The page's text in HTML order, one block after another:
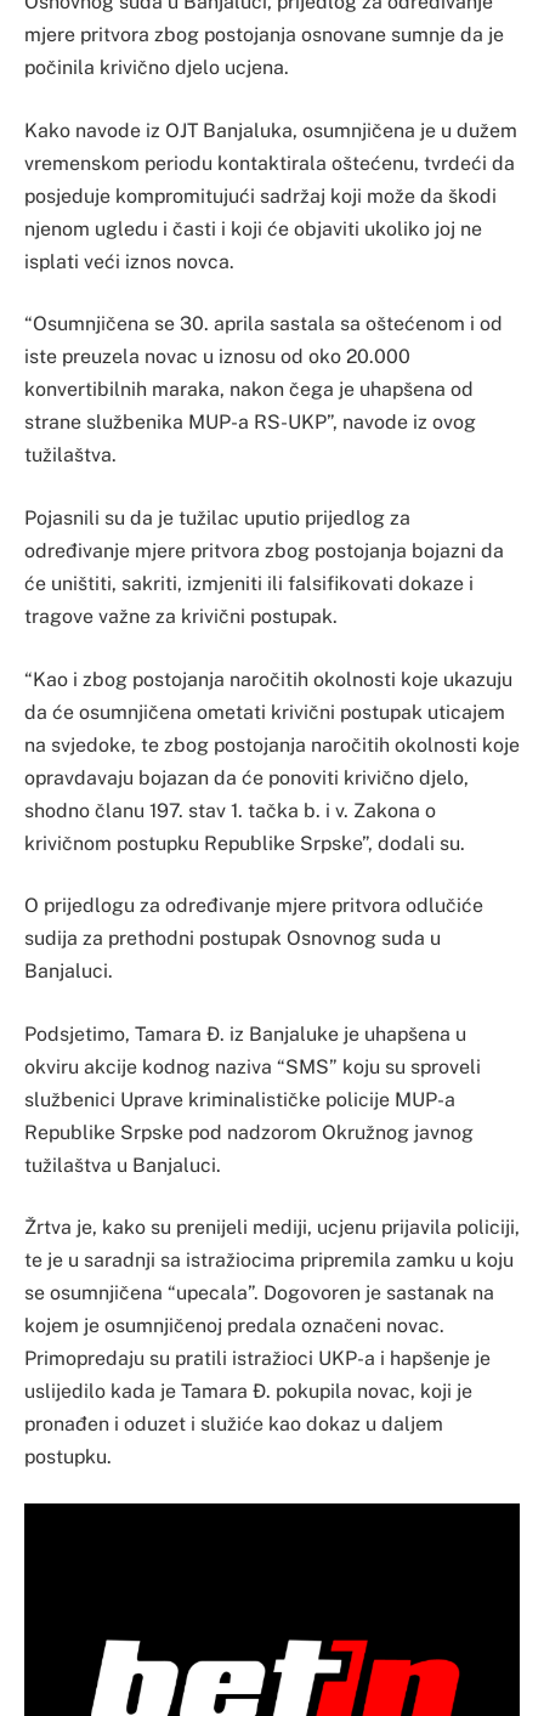
mjere pritvora zbog postojanja osnovane sumnje da je
počinila krivično djelo ucjena.
Kako navode iz OJT Banjaluka, osumnjičena je u dužem
vremenskom periodu kontaktirala oštećenu, tvrdeći da
posjeduje kompromitujući sadržaj koji može da škodi
njenom ugledu i časti i koji će objaviti ukoliko joj ne
isplati veći iznos novca.
“Osumnjičena se 30. aprila sastala sa oštećenom i od
iste preuzela novac u iznosu od oko 20.000
konvertibilnih maraka, nakon čega je uhapšena od
strane službenika MUP-a RS-UKP”, navode iz ovog
tužilaštva.
Pojasnili su da je tužilac uputio prijedlog za
određivanje mjere pritvora zbog postojanja bojazni da
će uništiti, sakriti, izmjeniti ili falsifikovati dokaze i
tragove važne za krivični postupak.
“Kao i zbog postojanja naročitih okolnosti koje ukazuju
da će osumnjičena ometati krivični postupak uticajem
na svjedoke, te zbog postojanja naročitih okolnosti koje
opravdavaju bojazan da će ponoviti krivično djelo,
shodno članu 197. stav 1. tačka b. i v. Zakona o
krivičnom postupku Republike Srpske”, dodali su.
O prijedlogu za određivanje mjere pritvora odlučiće
sudija za prethodni postupak Osnovnog suda u
Banjaluci.
Podsjetimo, Tamara Đ. iz Banjaluke je uhapšena u
okviru akcije kodnog naziva “SMS” koju su sproveli
službenici Uprave kriminalističke policije MUP-a
Republike Srpske pod nadzorom Okružnog javnog
tužilaštva u Banjaluci.
Žrtva je, kako su prenijeli mediji, ucjenu prijavila policiji,
te je u saradnji sa istražiocima pripremila zamku u koju
se osumnjičena “upecala”. Dogovoren je sastanak na
kojem je osumnjičenoj predala označeni novac.
Primopredaju su pratili istražioci UKP-a i hapšenje je
uslijedilo kada je Tamara Đ. pokupila novac, koji je
pronađen i oduzet i služiće kao dokaz u daljem
postupku.